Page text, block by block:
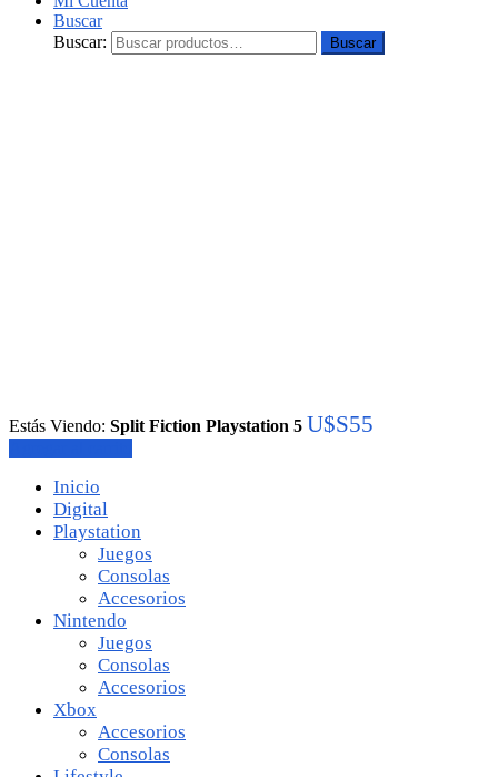
Buscar
Buscar:
Buscar
Estás Viendo: Split Fiction Playstation 5 U$S55
Inicio
Digital
Playstation
Juegos
Consolas
Accesorios
Nintendo
Juegos
Consolas
Accesorios
Xbox
Accesorios
Consolas